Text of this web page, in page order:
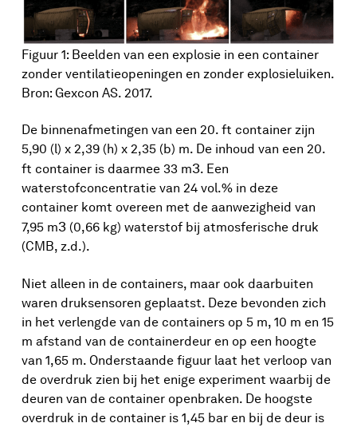
Figuur 1: Beelden van een explosie in een container
zonder ventilatieopeningen en zonder explosieluiken.
Bron: Gexcon AS. 2017.
De binnenafmetingen van een 20. ft container zijn
5,90 (l) x 2,39 (h) x 2,35 (b) m. De inhoud van een 20.
ft container is daarmee 33 m3. Een
waterstofconcentratie van 24 vol.% in deze
container komt overeen met de aanwezigheid van
7,95 m3 (0,66 kg) waterstof bij atmosferische druk
(CMB, z.d.).
Niet alleen in de containers, maar ook daarbuiten
waren druksensoren geplaatst. Deze bevonden zich
in het verlengde van de containers op 5 m, 10 m en 15
m afstand van de containerdeur en op een hoogte
van 1,65 m. Onderstaande figuur laat het verloop van
de overdruk zien bij het enige experiment waarbij de
deuren van de container openbraken. De hoogste
overdruk in de container is 1,45 bar en bij de deur is